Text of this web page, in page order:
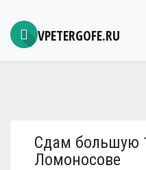
VPETERGOFE.RU
Сдам большую
Ломоносове